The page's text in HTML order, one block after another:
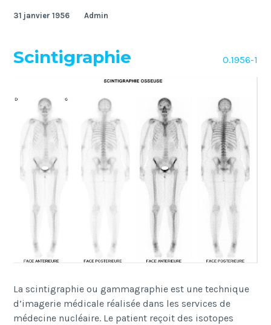
31 janvier 1956 Admin
Scintigraphie O.1956-1
La scintigraphie ou gammagraphie est une technique
d’imagerie médicale réalisée dans les services de
médecine nucléaire. Le patient reçoit des isotopes